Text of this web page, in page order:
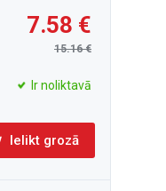
7.58
15.16
Ir noliktavā
Ielikt grozā